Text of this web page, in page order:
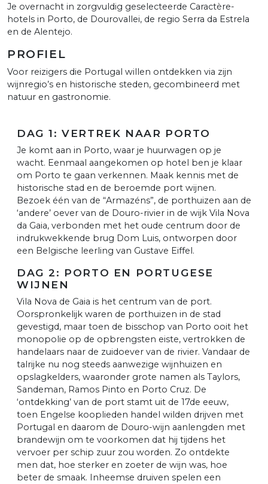
Je overnacht in zorgvuldig geselecteerde Caractère-
hotels in Porto, de Dourovallei, de regio Serra da Estrela
en de Alentejo.
PROFIEL
Voor reizigers die Portugal willen ontdekken via zijn
wijnregio’s en historische steden, gecombineerd met
natuur en gastronomie.
DAG 1: VERTREK NAAR PORTO
Je komt aan in Porto, waar je huurwagen op je
wacht. Eenmaal aangekomen op hotel ben je klaar
om Porto te gaan verkennen. Maak kennis met de
historische stad en de beroemde port wijnen.
Bezoek één van de “Armazéns”, de porthuizen aan de
‘andere’ oever van de Douro-rivier in de wijk Vila Nova
da Gaia, verbonden met het oude centrum door de
indrukwekkende brug Dom Luis, ontworpen door
een Belgische leerling van Gustave Eiffel.
DAG 2: PORTO EN PORTUGESE
WIJNEN
Vila Nova de Gaia is het centrum van de port.
Oorspronkelijk waren de porthuizen in de stad
gevestigd, maar toen de bisschop van Porto ooit het
monopolie op de opbrengsten eiste, vertrokken de
handelaars naar de zuidoever van de rivier. Vandaar de
talrijke nu nog steeds aanwezige wijnhuizen en
opslagkelders, waaronder grote namen als Taylors,
Sandeman, Ramos Pinto en Porto Cruz. De
‘ontdekking’ van de port stamt uit de 17de eeuw,
toen Engelse kooplieden handel wilden drijven met
Portugal en daarom de Douro-wijn aanlengden met
brandewijn om te voorkomen dat hij tijdens het
vervoer per schip zuur zou worden. Zo ontdekte
men dat, hoe sterker en zoeter de wijn was, hoe
beter de smaak. Inheemse druiven spelen een